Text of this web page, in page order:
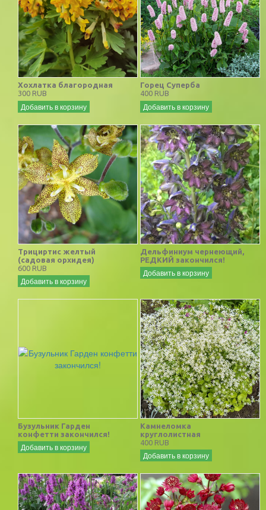
Хохлатка благородная
300 RUB
Добавить в корзину
Горец Суперба
400 RUB
Добавить в корзину
Трициртис желтый
(садовая орхидея)
600 RUB
Добавить в корзину
Дельфиниум чернеющий,
РЕДКИЙ закончился!
Добавить в корзину
Бузульник Гарден
конфетти закончился!
Добавить в корзину
Камнеломка
круглолистная
400 RUB
Добавить в корзину